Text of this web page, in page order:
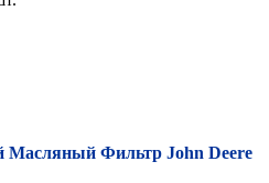
Масляный Фильтр John Deere